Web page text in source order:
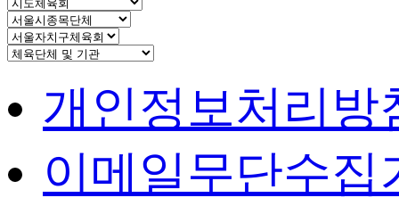
개인정보처리방
이메일무단수집